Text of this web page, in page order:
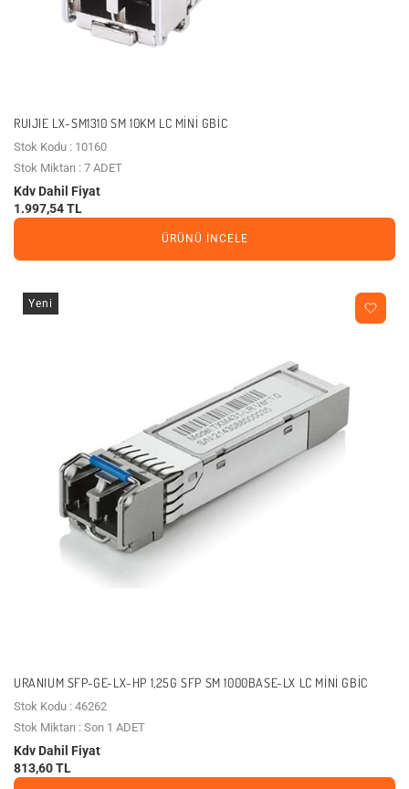
RUIJIE LX-SM1310 SM 10KM LC MINI GBIC
Stok Kodu : 10160
Stok Miktarı : 7 ADET
Kdv Dahil Fiyat
1.997,54 TL
ÜRÜNÜ İNCELE
Yeni
URANIUM SFP-GE-LX-HP 1,25G SFP SM 1000BASE-LX LC MINI GBIC
Stok Kodu : 46262
Stok Miktarı : Son 1 ADET
Kdv Dahil Fiyat
813,60 TL